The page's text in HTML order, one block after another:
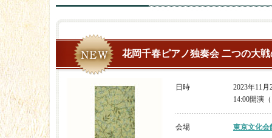
花岡千春ピアノ独奏会 二つの大
日時
2023年11
14:00開演
会場 東京文化会